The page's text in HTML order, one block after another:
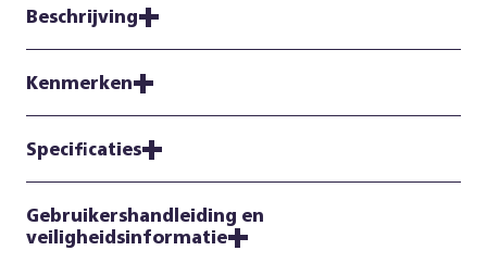
Beschrijving
Kenmerken
Specificaties
Gebruikershandleiding en
veiligheidsinformatie